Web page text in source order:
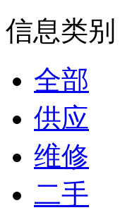
信息类别
全部
供应
维修
二手